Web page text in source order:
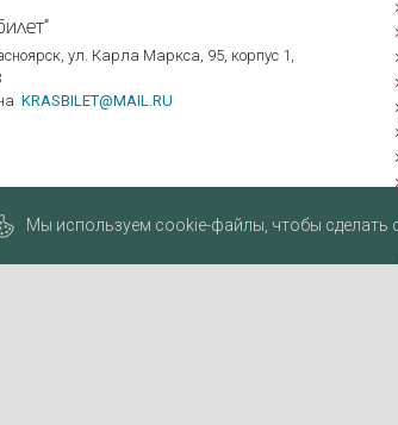
ул. Карла Маркса, 95, корпус 1,
KRASBILET@MAIL.RU
Мы используем cookie-файлы, чтобы сделать